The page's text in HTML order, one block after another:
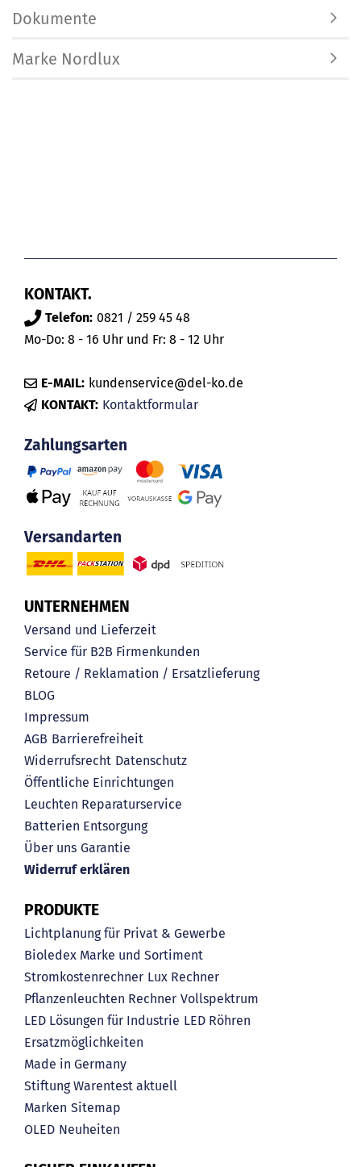
Dokumente
Marke Nordlux
KONTAKT.
Telefon: 0821 / 259 45 48
Mo-Do: 8 - 16 Uhr und Fr: 8 - 12 Uhr
E-MAIL: kundenservice@del-ko.de
KONTAKT: Kontaktformular
Zahlungsarten
Versandarten
UNTERNEHMEN
Versand und Lieferzeit
Service für B2B Firmenkunden
Retoure / Reklamation / Ersatzlieferung
BLOG
Impressum
AGB Barrierefreiheit
Widerrufsrecht Datenschutz
Öffentliche Einrichtungen
Leuchten Reparaturservice
Batterien Entsorgung
Über uns Garantie
Widerruf erklären
PRODUKTE
Lichtplanung für Privat & Gewerbe
Bioledex Marke und Sortiment
Stromkostenrechner Lux Rechner
Pflanzenleuchten Rechner Vollspektrum
LED Lösungen für Industrie LED Röhren
Ersatzmöglichkeiten
Made in Germany
Stiftung Warentest aktuell
Marken Sitemap
OLED Neuheiten